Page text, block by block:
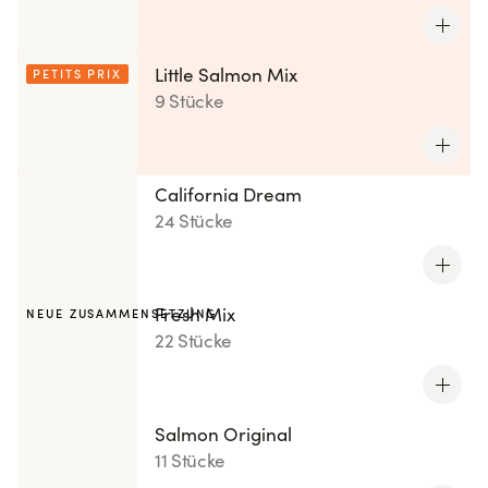
PETITS PRIX
Little Salmon Mix
9 Stücke
California Dream
24 Stücke
NEUE ZUSAMMENSETZUNG
Fresh Mix
22 Stücke
Salmon Original
11 Stücke